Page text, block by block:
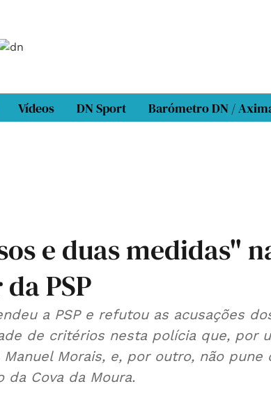
Vídeos DN Sport Barómetro DN /
e duas medidas"
PSP
a PSP e refutou as acusações
de critérios nesta polícia que, por
Morais, e, por outro, não pune
da Cova da Moura.